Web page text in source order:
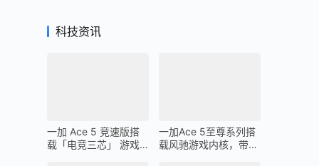
科技资讯
一加 Ace 5 竞速版搭
载「电竞三芯」 游戏
一加Ace 5至尊系列搭
载风驰游戏内核，带来